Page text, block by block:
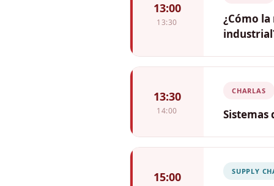
13:00
13:30
¿Cómo
Ingeniero
13:30
14:00
CHARLAS
Zamtsu
15:00 SUPPLY